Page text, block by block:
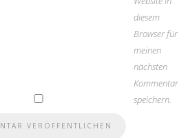
diesem
Browser für
meinen
nächsten
Kommentar
speichern.